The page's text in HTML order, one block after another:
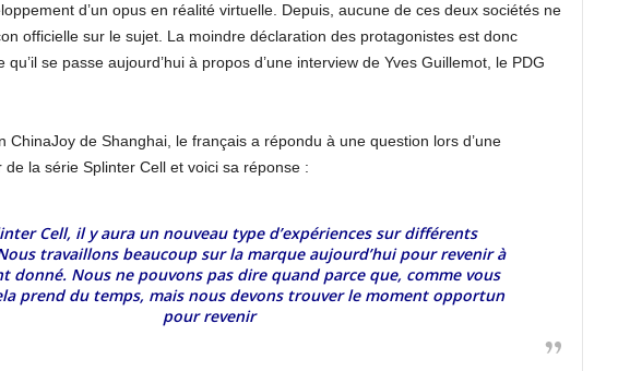
d’un opus en réalité virtuelle. Depuis, aucune de ces deux sociétés ne
officielle sur le sujet. La moindre déclaration des protagonistes est donc
qu’il se passe aujourd’hui à propos d’une interview de Yves Guillemot, le PDG
ChinaJoy de Shanghai, le français a répondu à une question lors d’une
de la série Splinter Cell et voici sa réponse :
Cell, il y aura un nouveau type d’expériences sur différents
travaillons beaucoup sur la marque aujourd’hui pour revenir à
donné. Nous ne pouvons pas dire quand parce que, comme vous
prend du temps, mais nous devons trouver le moment opportun
pour revenir